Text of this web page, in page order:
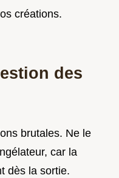
créations.
des
brutales. Ne le
car la
dès la sortie.